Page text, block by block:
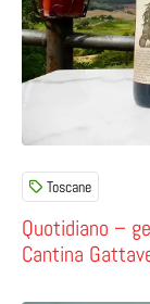
Quotidiano –
Cantina
Toscane